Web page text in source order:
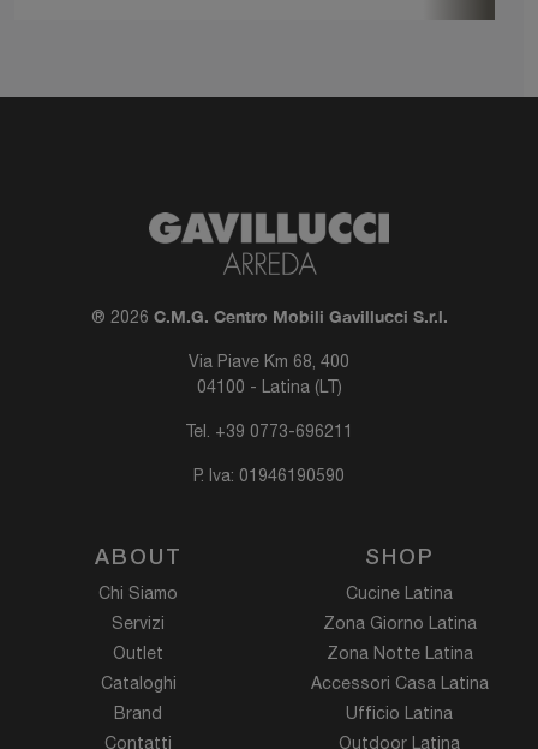
® 2026 C.M.G. Centro Mobili Gavillucci S.r.l.
Via Piave Km 68, 400
04100 - Latina (LT)
Tel. +39 0773-696211
P. Iva: 01946190590
ABOUT
Chi Siamo
Servizi
Outlet
Cataloghi
Brand
Contatti
SHOP
Cucine Latina
Zona Giorno Latina
Zona Notte Latina
Accessori Casa Latina
Ufficio Latina
Outdoor Latina